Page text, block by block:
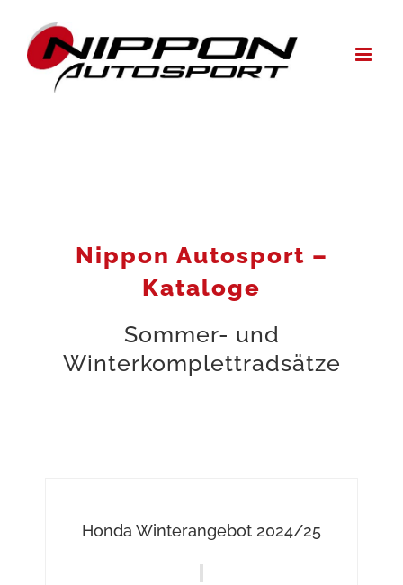
Inhalt
springen
Nippon Autosport –
Kataloge
Sommer- und
Winterkomplettradsätze
Honda Winterangebot 2024/25